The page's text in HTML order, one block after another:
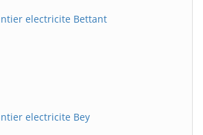
electricite Bettant
electricite Bey